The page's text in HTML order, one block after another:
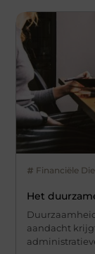
Financiële
Het
aandacht